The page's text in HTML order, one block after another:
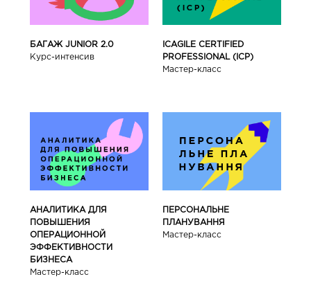
БАГАЖ JUNIOR 2.0
Курс-интенсив
ICAGILE CERTIFIED
PROFESSIONAL (ICP)
Мастер-класс
АНАЛИТИКА ДЛЯ
ПОВЫШЕНИЯ
ОПЕРАЦИОННОЙ
ЭФФЕКТИВНОСТИ
БИЗНЕСА
Мастер-класс
ПЕРСОНАЛЬНЕ
ПЛАНУВАННЯ
Мастер-класс